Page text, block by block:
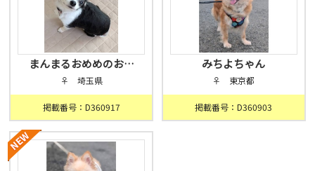
まんまるおめめのお…
♀ 埼玉県
掲載番号：D360917
みちよちゃん
♀ 東京都
掲載番号：D360903